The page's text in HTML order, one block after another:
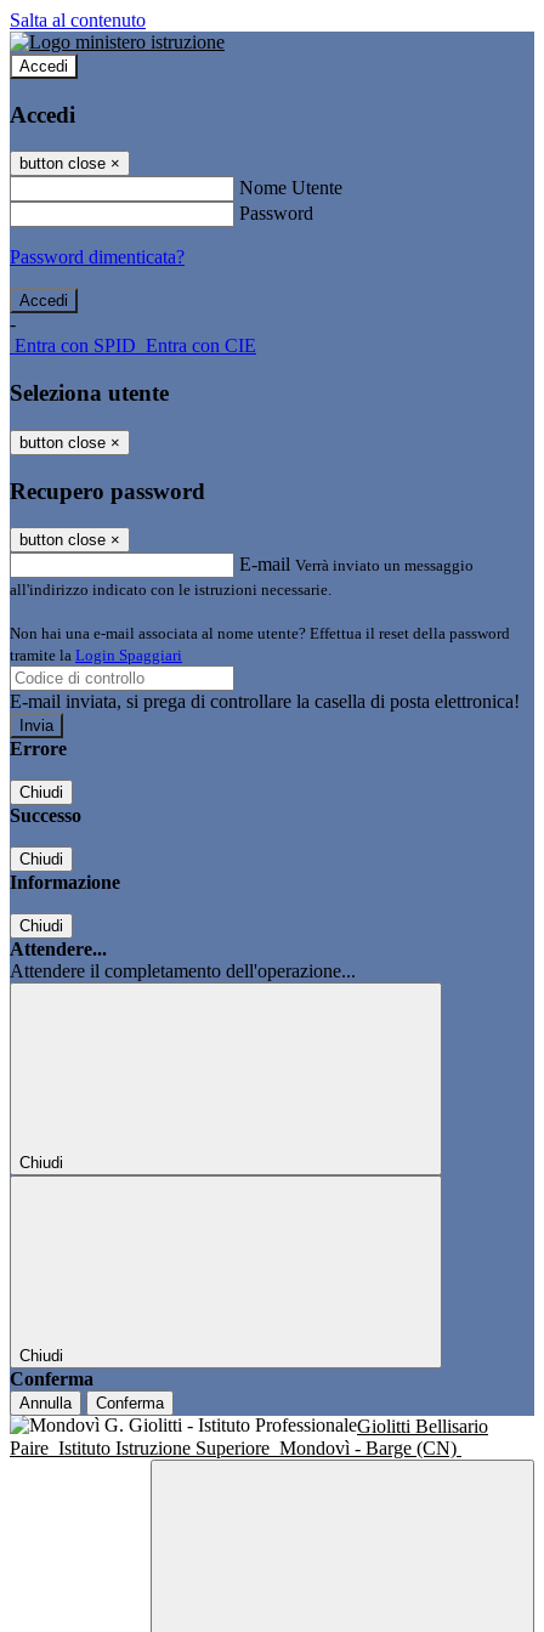
Salta al contenuto
Accedi
Accedi
button close ×
Nome Utente
Password
Password dimenticata?
-
Entra con SPID Entra con CIE
Seleziona utente
button close ×
Recupero password
button close ×
E-mail Verrà inviato un messaggio
all'indirizzo indicato con le istruzioni necessarie.
Non hai una e-mail associata al nome utente? Effettua il reset della password
tramite la Login Spaggiari
E-mail inviata, si prega di controllare la casella di posta elettronica!
Errore
Chiudi
Successo
Chiudi
Informazione
Chiudi
Attendere...
Attendere il completamento dell'operazione...
Chiudi
Chiudi
Conferma
Annulla Conferma
Giolitti Bellisario
Paire Istituto Istruzione Superiore Mondovì - Barge (CN)